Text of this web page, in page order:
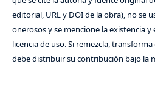
editorial, URL y DOI de la obra), no se
onerosos y se mencione la existencia y
licencia de uso. Si remezcla,
debe distribuir su contribución bajo la